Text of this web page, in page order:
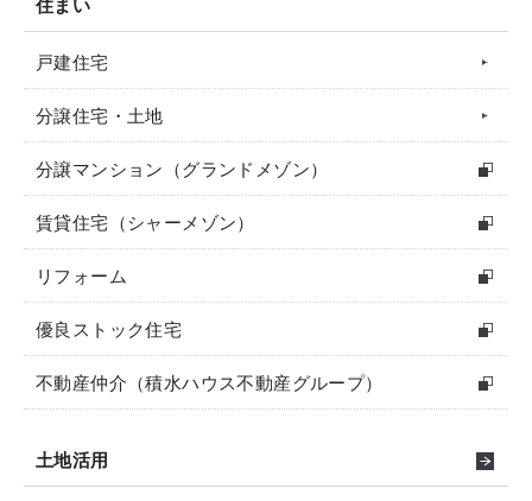
戸建住宅
分譲住宅・土地
分譲マンション（グランドメゾン）
賃貸住宅（シャーメゾン）
リフォーム
優良ストック住宅
不動産仲介（積水ハウス不動産グループ）
土地活用